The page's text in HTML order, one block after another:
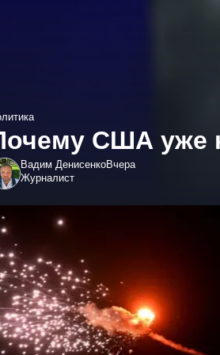
США уже
Вадим ДенисенкоВчера
Журналист